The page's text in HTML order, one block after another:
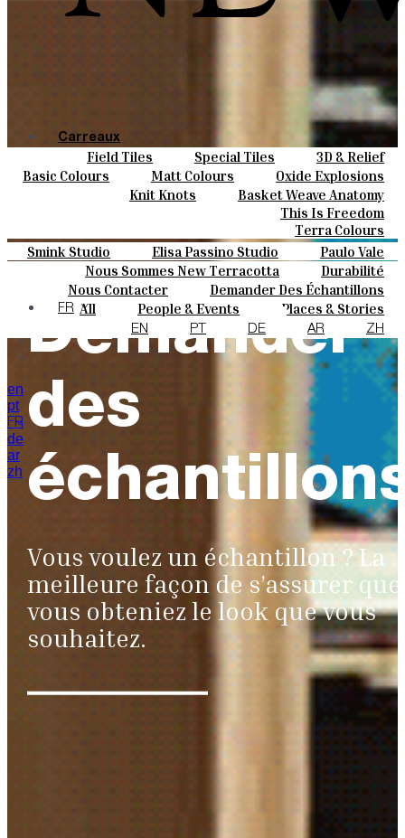
Carreaux
Field Tiles Special Tiles
3D & Relief
Hand Painted
Bold Pattern
Parquet Bisque
Natural Cotto
Elisa Passino
Smink
Paulo Vale
Couleurs
Basic Colours Matt Colours
Oxide Explosions
Special Firing
Vintage Metallics
Dry Colours
Terra Colours
Céramique
Knit Knots
Basket Weave Anatomy
This Is Freedom
Sur Mesure
Smink Studio Elisa Passino Studio Paulo Vale
À Propos
Nous Sommes New Terracotta
Durabilité
Le Studio
Contacts
Nous Contacter
Demander Des Échantillons
Comment Acheter
Catalogues Et Spécifications Techniques
FAQ
Journal
All People & Events
Places & Stories
Materials & Sustainability
Inspiration & Culture
FR
EN PT DE AR ZH
en
pt
FR
de
ar
zh
Demander
des
Vous voulez un échantillon ? La
meilleure façon de s’assurer que
vous obteniez le look que vous
souhaitez.